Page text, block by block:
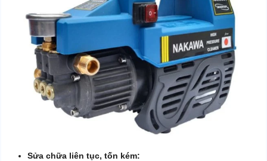
Sửa chữa liên tục, tốn kém: